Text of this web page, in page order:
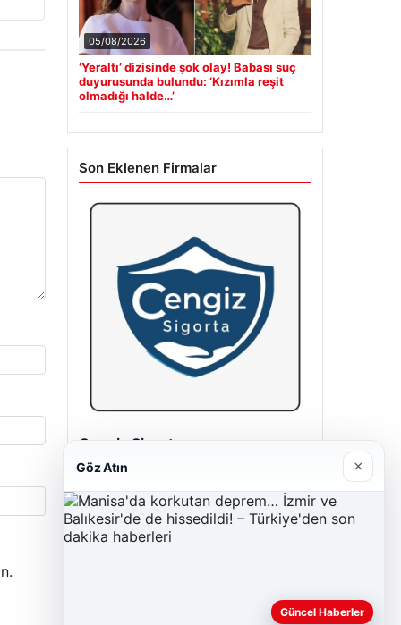
05/08/2026
‘Yeraltı’ dizisinde şok olay! Babası suç
duyurusunda bulundu: ‘Kızımla reşit
olmadığı halde…’
Son Eklenen Firmalar
Cengiz Sigorta
23/06/2026
Göz Atın ×
Güncel Haberler